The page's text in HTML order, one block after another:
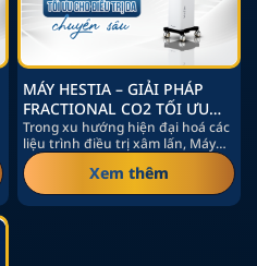
MÁY HESTIA – GIẢI PHÁP
FRACTIONAL CO2 TỐI ƯU
CHO ĐIỀU TRỊ DA CHUYÊN
SÂU
Trong xu hướng hiện đại hoá các
liệu trình điều trị xâm lấn, Máy
Hestia – thiết…
Xem thêm